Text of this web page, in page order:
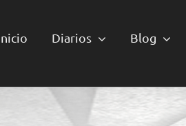
Diarios Blog